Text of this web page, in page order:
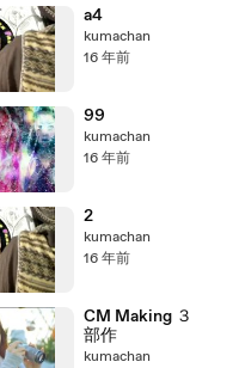
a4
kumachan
16 年前
99
kumachan
16 年前
2
kumachan
16 年前
CM Making ３
部作
kumachan